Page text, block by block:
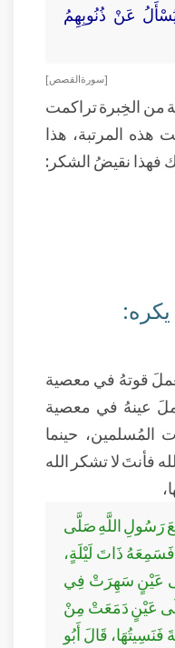
عَنْ ذُنُوبِهِمُ
[ سورة القصص ]
من الخِبرة تراكمت
المرتبة، هذا
فهذا نقيضُ الشكر:
قوتهُ في معصية
عينهُ في معصية
المُسلمين، حينما
فأنتَ لا تشكر الله
رَسُولِ اللَّهِ صَلَّى
ذَاتَ لَيْلَةٍ،
عَيْنٍ سَهِرَتْ فِي
عَيْنٍ دَمَعَتْ مِنْ
فَنَسِيتُهَا، قَالَ أَبُو